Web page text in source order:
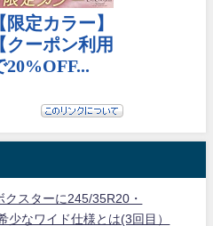
クスターに245/35R20・
少なワイド仕様とは(3回目）